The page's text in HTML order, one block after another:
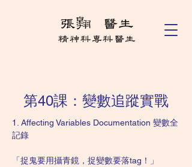
第40課：變數追蹤實戰
1. Affecting Variables Documentation 變數全
記錄
「捉鬼要用攝青鏡，捉變數要落tag！」